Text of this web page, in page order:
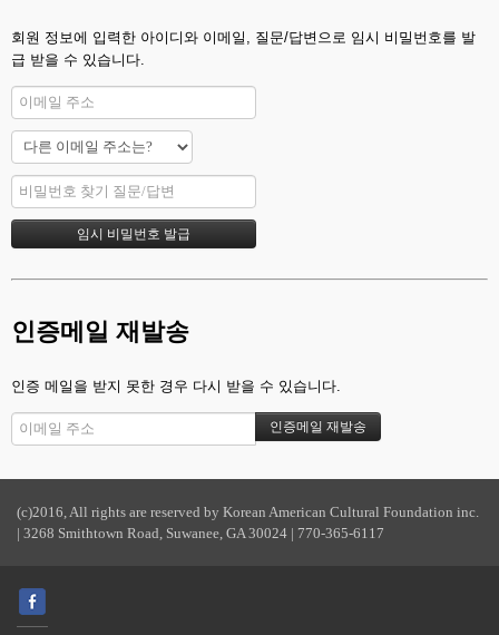
회원 정보에 입력한 아이디와 이메일, 질문/답변으로 임시 비밀번호를 발
급 받을 수 있습니다.
인증메일 재발송
인증 메일을 받지 못한 경우 다시 받을 수 있습니다.
(c)2016, All rights are reserved by Korean American Cultural Foundation inc.
| 3268 Smithtown Road, Suwanee, GA 30024 | 770-365-6117